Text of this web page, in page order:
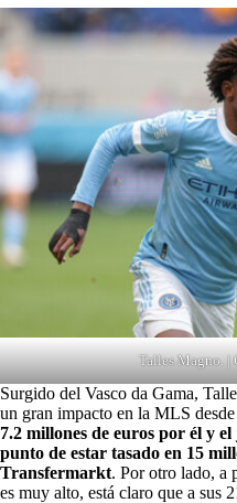
Talles Magno. |
Surgido del Vasco da Gama,
un gran impacto en la MLS
7.2 millones de euros por él y
punto de estar tasado en 15
Transfermarkt. Por otro lado, a
es muy alto, está claro que a sus